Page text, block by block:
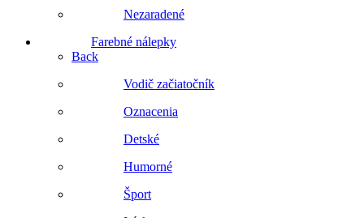
Nezaradené
Farebné nálepky
Back
Vodič začiatočník
Oznacenia
Detské
Humorné
Šport